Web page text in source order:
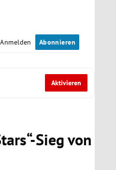
Anmelden Abonnieren
Aktivieren
Sieg von